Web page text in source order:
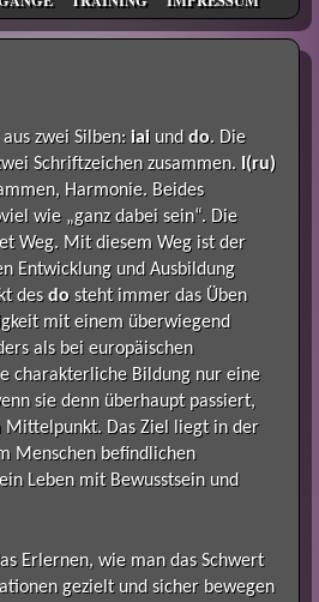
zwei Silben: iai und do. Die
Schriftzeichen zusammen. I(ru)
Harmonie. Beides
wie „ganz dabei sein“. Die
Weg. Mit diesem Weg ist der
Entwicklung und Ausbildung
desdo steht immer das Üben
mit einem überwiegend
als bei europäischen
charakterliche Bildung nur eine
sie denn überhaupt passiert,
Mittelpunkt. Das Ziel liegt in der
Menschen befindlichen
Leben mit Bewusstsein und
Erlernen, wie man das Schwert
gezielt und sicher bewegen